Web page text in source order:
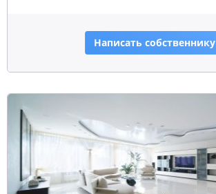
Написать собственнику